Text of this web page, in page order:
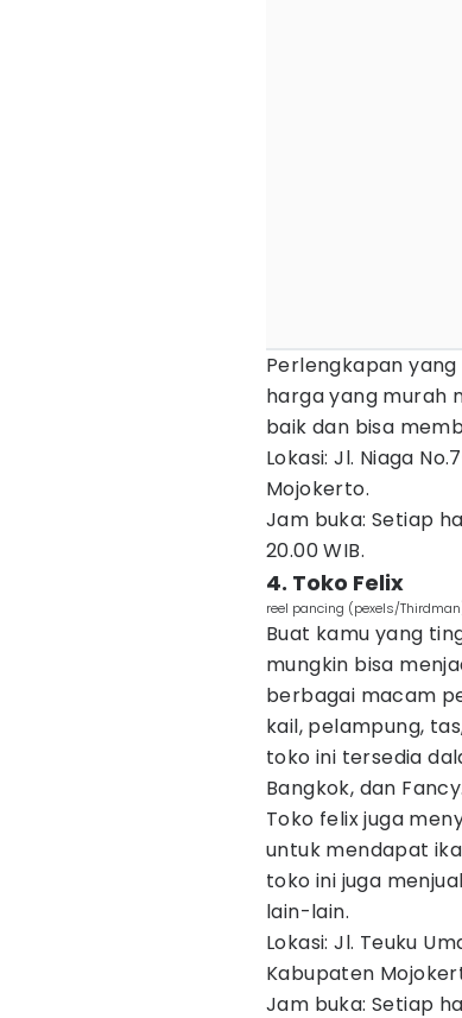
Perlengkapan
harga yang murah
baik dan bisa
Lokasi: Jl. Niaga
Mojokerto.
Jam buka: Setiap
20.00 WIB.
4. Toko Felix
reel pancing (pexels/
Buat kamu yang
mungkin bisa
berbagai macam
kail, pelampung,
toko ini tersedia
Bangkok, dan Fancy.
Toko felix juga
untuk mendapat
toko ini juga
lain-lain.
Lokasi: Jl. Teuku
Kabupaten
Jam buka: Setiap